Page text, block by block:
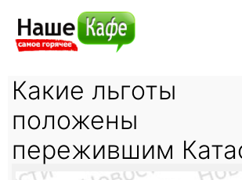
Какие льготы
положены
пережившим